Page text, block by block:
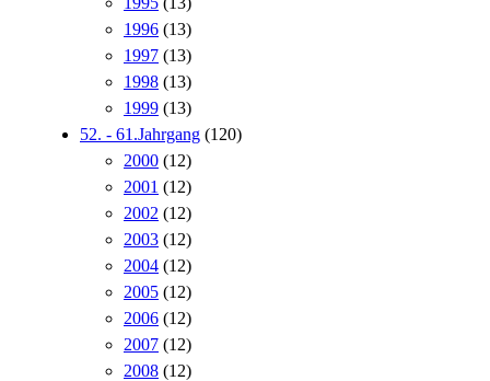
1996 (13)
1997 (13)
1998 (13)
1999 (13)
52. - 61.Jahrgang (120)
2000 (12)
2001 (12)
2002 (12)
2003 (12)
2004 (12)
2005 (12)
2006 (12)
2007 (12)
2008 (12)